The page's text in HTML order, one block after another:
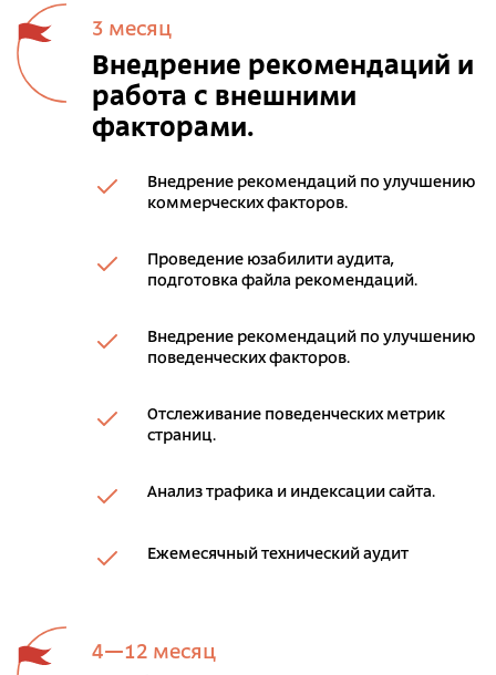
3 месяц
Внедрение рекомендаций и
работа с внешними
факторами.
Внедрение рекомендаций по улучшению
коммерческих факторов.
Проведение юзабилити аудита,
подготовка файла рекомендаций.
Внедрение рекомендаций по улучшению
поведенческих факторов.
Отслеживание поведенческих метрик
страниц.
Анализ трафика и индексации сайта.
Ежемесячный технический аудит
4—12 месяц